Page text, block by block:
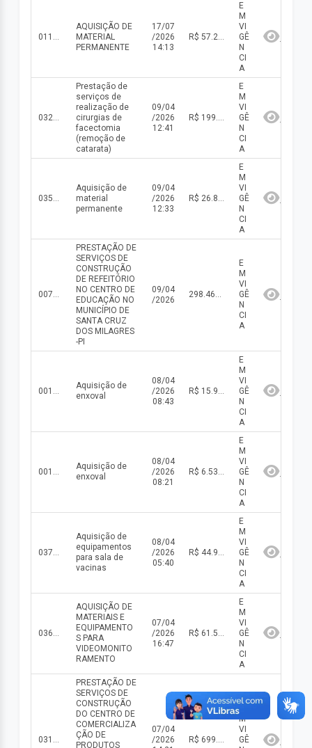
011/2026
AQUISIÇÃO DE
MATERIAL
PERMANENTE
17/07
/2026
14:13
R$ 57.289,26(valor inicial) R$ 57.289,26(valor atualizado)
E
M
VI
GÊ
N
CI
A
032/2025
Prestação de
serviços de
realização de
cirurgias de
facectomia
(remoção de
catarata)
09/04
/2026
12:41
R$ 199.900,00(valor inicial)
E
M
VI
GÊ
N
CI
A
035/2025
Aquisição de
material
permanente
09/04
/2026
12:33
R$ 26.864,00(valor inicial) R$ 26.864,00(valor atualizado)
E
M
VI
GÊ
N
CI
A
007/2026
PRESTAÇÃO DE
SERVIÇOS DE
CONSTRUÇÃO
DE REFEITÓRIO
NO CENTRO DE
EDUCAÇÃO NO
MUNICÍPIO DE
SANTA CRUZ
DOS MILAGRES
-PI
09/04
/2026
298.464,40
E
M
VI
GÊ
N
CI
A
001/2026
Aquisição de
enxoval
08/04
/2026
08:43
R$ 15.996,83(valor inicial) R$ 15.996,83(valor atualizado)
E
M
VI
GÊ
N
CI
A
001/2026
Aquisição de
enxoval
08/04
/2026
08:21
R$ 6.539,17(valor inicial) R$ 6.539,17(valor atualizado)
E
M
VI
GÊ
N
CI
A
037/2025
Aquisição de
equipamentos
para sala de
vacinas
08/04
/2026
05:40
R$ 44.901,00(valor inicial) R$ 44.901,00(valor atualizado)
E
M
VI
GÊ
N
CI
A
036/2025
AQUISIÇÃO DE
MATERIAIS E
EQUIPAMENTO
S PARA
VIDEOMONITO
RAMENTO
07/04
/2026
16:47
R$ 61.520,00(valor inicial) R$ 61.520,00(valor atualizado)
E
M
VI
GÊ
N
CI
A
031/2025
PRESTAÇÃO DE
SERVIÇOS DE
CONSTRUÇÃO
DO CENTRO DE
COMERCIALIZA
ÇÃO DE
PRODUTOS
07/04
/2026
R$ 699.703,38(valor inicial) R$ 699.703,38(valor atualizado)
E
M
VI
GÊ